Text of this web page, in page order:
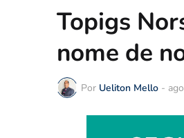
Topigs
nome de
Por Ueliton Mello -